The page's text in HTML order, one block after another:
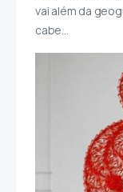
vai além da
cabe…